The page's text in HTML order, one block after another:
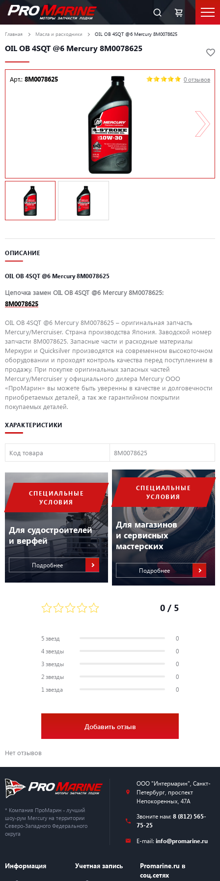
СПЕЦИАЛЬНЫЕ
УСЛОВИЯ
Для судостроителей
и верфей
Подробнее
СПЕЦИАЛЬНЫЕ
УСЛОВИЯ
Для магазинов
и сервисных
мастерских
Подробнее
Главная Масла и расходники OIL OB 4SQT @6 Mercury 8M0078625
OIL OB 4SQT @6 Mercury 8M0078625
Арт.: 8M0078625 0 отзывов
ОПИСАНИЕ
OIL OB 4SQT @6 Mercury 8M0078625
Цепочка замен OIL OB 4SQT @6 Mercury 8M0078625:
8M0078625
OIL OB 4SQT @6 Mercury 8M0078625 – оригинальная запчасть
Mercury/Mercruiser. Страна производства Япония. Заводской номер
запчасти 8M0078625. Запасные части и расходные материалы
Меркури и Quicksilver производятся на современном высокоточном
оборудовании и проходят контроль качества перед поступлением в
продажу. При покупке оригинальных запасных частей
Mercury/Mercruiser у официального дилера Mercury ООО
«ПроМарин» вы можете быть уверенны в качестве и долговечности
приобретаемых деталей, а так же гарантийном покрытии
покупаемых деталей.
ХАРАКТЕРИСТИКИ
Код товара 8M0078625
0 / 5
5 звезд
0
4 звезды
0
3 звезды
0
2 звезды
0
1 звезда
0
Добавить отзыв
Нет отзывов
* Компания ПроМарин - лучший
шоу-рум Mercury на территории
Северо-Западного Федерального
округа
ООО "Интермарин" Санкт-
Петербург, проспект
Непокоренных, 47А
Звоните нам: 8 (812) 565-
75-25
E-mail: info@promarine.ru
Информация Учетная запись
Promarine.ru в
соц.сетях